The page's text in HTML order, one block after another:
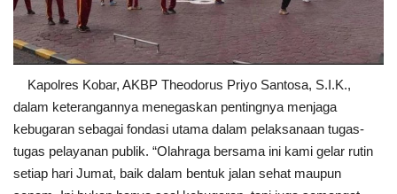
Kapolres Kobar, AKBP Theodorus Priyo Santosa, S.I.K.,
dalam keterangannya menegaskan pentingnya menjaga
kebugaran sebagai fondasi utama dalam pelaksanaan tugas-
tugas pelayanan publik. “Olahraga bersama ini kami gelar rutin
setiap hari Jumat, baik dalam bentuk jalan sehat maupun